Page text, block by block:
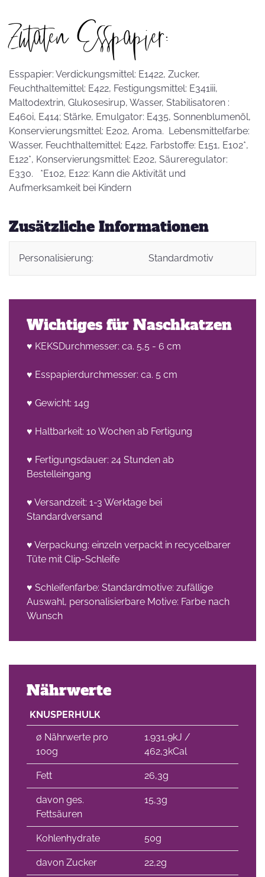
Zutaten Esspapier:
Esspapier: Verdickungsmittel: E1422, Zucker,
Feuchthaltemittel: E422, Festigungsmittel: E341iii,
Maltodextrin, Glukosesirup, Wasser, Stabilisatoren :
E460i, E414; Stärke, Emulgator: E435, Sonnenblumenöl,
Konservierungsmittel: E202, Aroma. Lebensmittelfarbe:
Wasser, Feuchthaltemittel: E422, Farbstoffe: E151, E102*,
E122*, Konservierungsmittel: E202, Säureregulator:
E330. *E102, E122: Kann die Aktivität und
Aufmerksamkeit bei Kindern
Zusätzliche Informationen
Personalisierung: Standardmotiv
Wichtiges für Naschkatzen
♥ KEKSDurchmesser: ca. 5,5 - 6 cm
♥ Esspapierdurchmesser: ca. 5 cm
♥ Gewicht: 14g
♥ Haltbarkeit: 10 Wochen ab Fertigung
♥ Fertigungsdauer: 24 Stunden ab
Bestelleingang
♥ Versandzeit: 1-3 Werktage bei
Standardversand
♥ Verpackung: einzeln verpackt in recycelbarer
Tüte mit Clip-Schleife
♥ Schleifenfarbe: Standardmotive: zufällige
Auswahl, personalisierbare Motive: Farbe nach
Wunsch
Nährwerte
KNUSPERHULK
∅ Nährwerte pro
100g
1.931,9kJ /
462,3kCal
Fett 26,3g
davon ges.
Fettsäuren
15,3g
Kohlenhydrate 50g
davon Zucker 22,2g